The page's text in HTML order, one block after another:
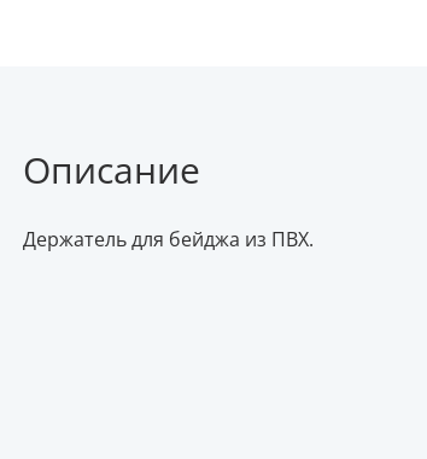
Описание
Держатель для бейджа из ПВХ.